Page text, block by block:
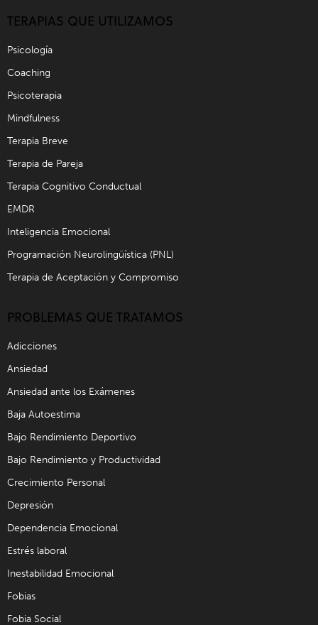
TERAPIAS QUE UTILIZAMOS
Psicología
Coaching
Psicoterapia
Mindfulness
Terapia Breve
Terapia de Pareja
Terapia Cognitivo Conductual
EMDR
Inteligencia Emocional
Programación Neurolingüística (PNL)
Terapia de Aceptación y Compromiso
PROBLEMAS QUE TRATAMOS
Adicciones
Ansiedad
Ansiedad ante los Exámenes
Baja Autoestima
Bajo Rendimiento Deportivo
Bajo Rendimiento y Productividad
Crecimiento Personal
Depresión
Dependencia Emocional
Estrés laboral
Inestabilidad Emocional
Fobias
Fobia Social